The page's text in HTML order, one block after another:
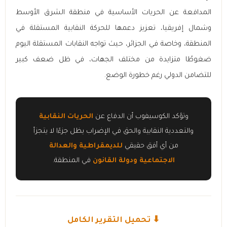
المدافعة عن الحريات الأساسية في منطقة الشرق الأوسط
وشمال إفريقيا، تعزيز دعمها للحركة النقابية المستقلة في
المنطقة، وخاصة في الجزائر، حيث تواجه النقابات المستقلة اليوم
ضغوطًا متزايدة من مختلف الجهات، في ظل ضعف كبير
للتضامن الدولي رغم خطورة الوضع.
وتؤكد الكوسيفوب أن الدفاع عن الحريات النقابية
والتعددية النقابية والحق في الإضراب يظل جزءًا لا يتجزأ
من أي أفق حقيقي للديمقراطية والعدالة
الاجتماعية ودولة القانون في المنطقة.
⬇ تحميل التقرير الكامل